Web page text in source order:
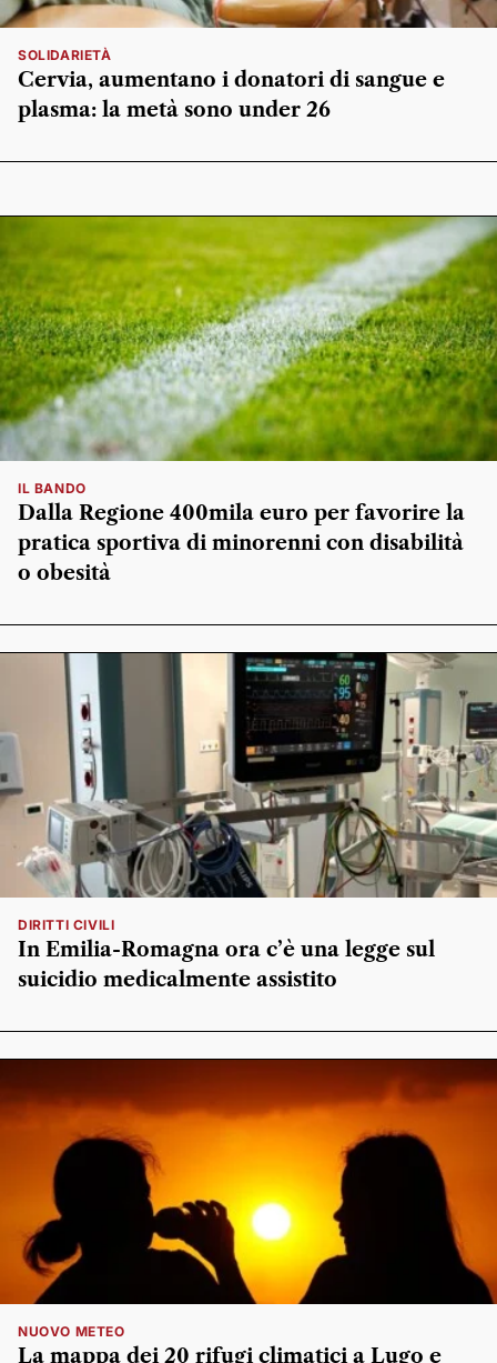
SOLIDARIETÀ
Cervia, aumentano i donatori di sangue e
plasma: la metà sono under 26
IL BANDO
Dalla Regione 400mila euro per favorire la
pratica sportiva di minorenni con disabilità
o obesità
DIRITTI CIVILI
In Emilia-Romagna ora c’è una legge sul
suicidio medicalmente assistito
NUOVO METEO
La mappa dei 20 rifugi climatici a Lugo e